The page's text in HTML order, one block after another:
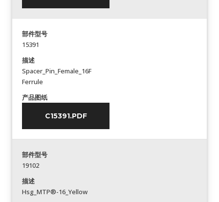
部件型号
15391
描述
Spacer_Pin_Female_16F
Ferrule
产品图纸
C15391.PDF
部件型号
19102
描述
Hsg_MTP®-16_Yellow